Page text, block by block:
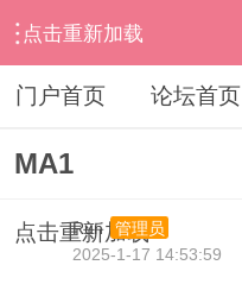
点击重新加载
› 其他股票软件 › 大智慧 ›
门户首页 论坛首页
MA1
点击重新加载
Run
管理员
2025-1-17 14:53:59